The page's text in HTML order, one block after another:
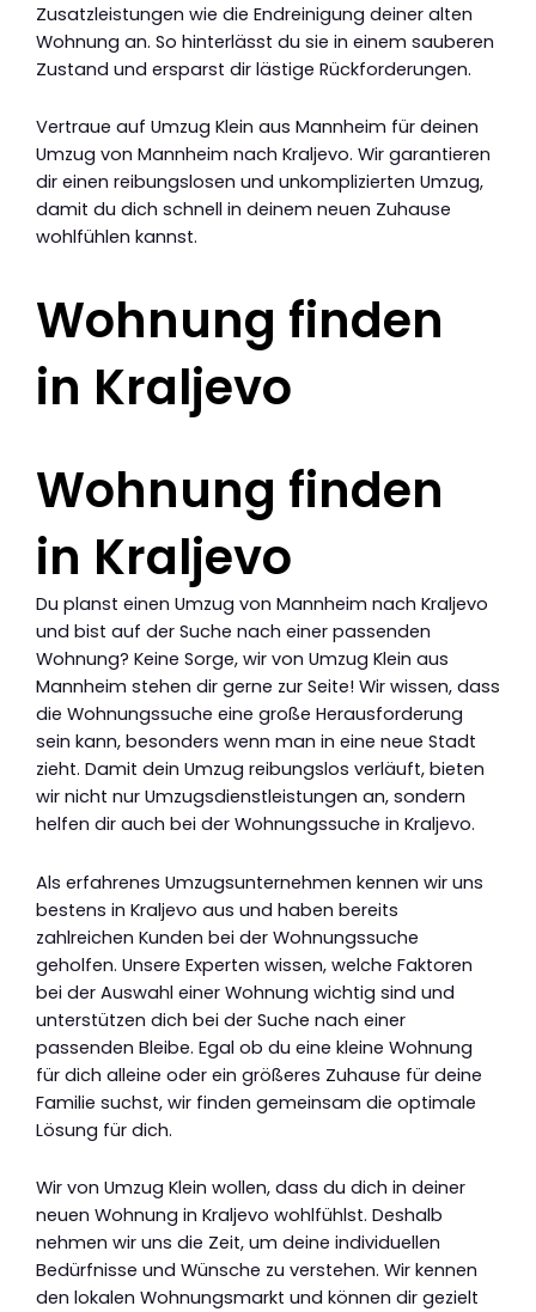
Zusatzleistungen wie die Endreinigung deiner alten
Wohnung an. So hinterlässt du sie in einem sauberen
Zustand und ersparst dir lästige Rückforderungen.
Vertraue auf Umzug Klein aus Mannheim für deinen
Umzug von Mannheim nach Kraljevo. Wir garantieren
dir einen reibungslosen und unkomplizierten Umzug,
damit du dich schnell in deinem neuen Zuhause
wohlfühlen kannst.
Wohnung finden
in Kraljevo
Wohnung finden
in Kraljevo
Du planst einen Umzug von Mannheim nach Kraljevo
und bist auf der Suche nach einer passenden
Wohnung? Keine Sorge, wir von Umzug Klein aus
Mannheim stehen dir gerne zur Seite! Wir wissen, dass
die Wohnungssuche eine große Herausforderung
sein kann, besonders wenn man in eine neue Stadt
zieht. Damit dein Umzug reibungslos verläuft, bieten
wir nicht nur Umzugsdienstleistungen an, sondern
helfen dir auch bei der Wohnungssuche in Kraljevo.
Als erfahrenes Umzugsunternehmen kennen wir uns
bestens in Kraljevo aus und haben bereits
zahlreichen Kunden bei der Wohnungssuche
geholfen. Unsere Experten wissen, welche Faktoren
bei der Auswahl einer Wohnung wichtig sind und
unterstützen dich bei der Suche nach einer
passenden Bleibe. Egal ob du eine kleine Wohnung
für dich alleine oder ein größeres Zuhause für deine
Familie suchst, wir finden gemeinsam die optimale
Lösung für dich.
Wir von Umzug Klein wollen, dass du dich in deiner
neuen Wohnung in Kraljevo wohlfühlst. Deshalb
nehmen wir uns die Zeit, um deine individuellen
Bedürfnisse und Wünsche zu verstehen. Wir kennen
den lokalen Wohnungsmarkt und können dir gezielt